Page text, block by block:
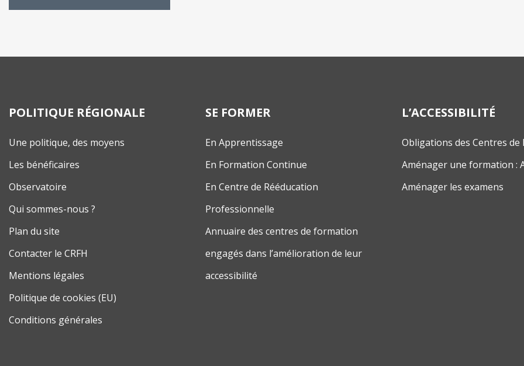
POLITIQUE RÉGIONALE
Une politique, des moyens
Les bénéficaires
Observatoire
Qui sommes-nous ?
Plan du site
Contacter le CRFH
Mentions légales
Politique de cookies (EU)
Conditions générales
SE FORMER
En Apprentissage
En Formation Continue
En Centre de Rééducation
Professionnelle
Annuaire des centres de formation
engagés dans l’amélioration de leur
accessibilité
L’ACCESSIBILITÉ
Obligations des Centres de
Aménager une formation :
Aménager les examens